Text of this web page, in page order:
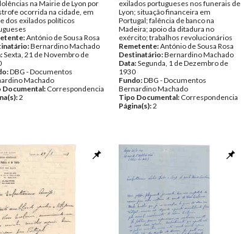
na Mairie de Lyon por
ocorrida na cidade, em
dos exilados políticos
António de Sousa Rosa
Bernardino Machado
Sexta, 21 de Novembro de
DBG - Documentos
Machado
Documental: Correspondencia
2
exilados portugueses nos funerais de
Lyon; situação financeira em
Portugal; falência de banco na
Madeira; apoio da ditadura no
exército; trabalhos revolucionários
Remetente:António de Sousa Rosa
Destinatário:Bernardino Machado
Data:Segunda, 1 de Dezembro de
1930
Fundo:DBG - Documentos
Bernardino Machado
Tipo Documental: Correspondencia
Página(s):2